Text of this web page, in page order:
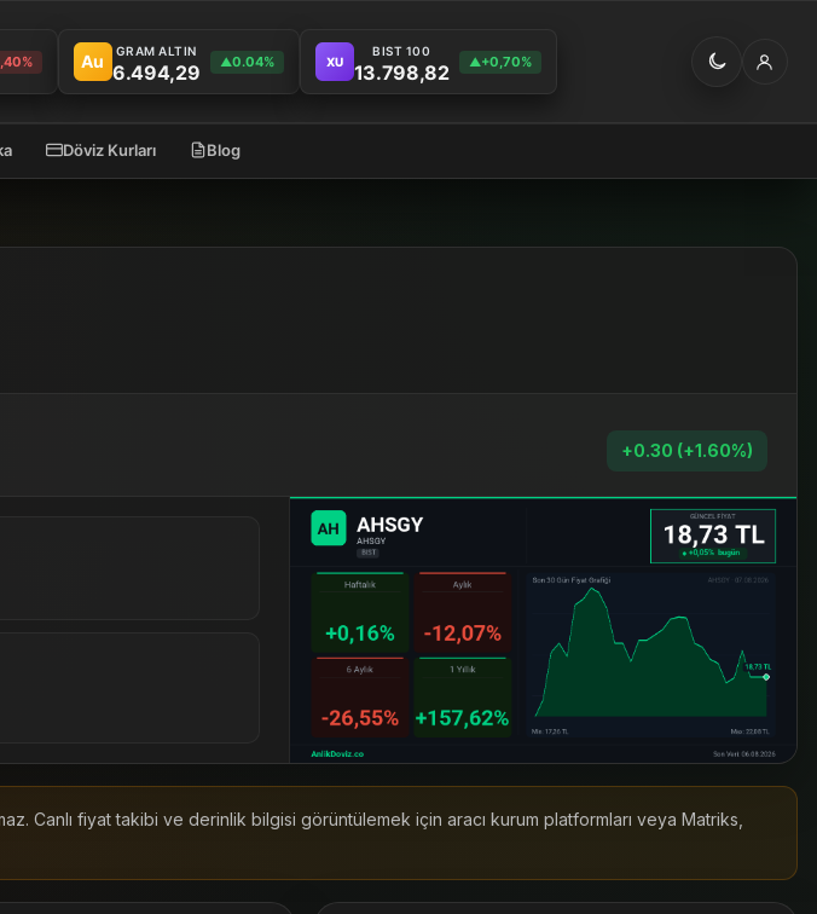
Au GRAM ALTIN
6.494,29 ▲0.04% XU
BIST 100
13.798,82 ▲+0,70%
Döviz Kurları Blog
+0.30 (+1.60%)
Canlı fiyat takibi ve derinlik bilgisi görüntülemek için aracı kurum platformları veya Matriks,